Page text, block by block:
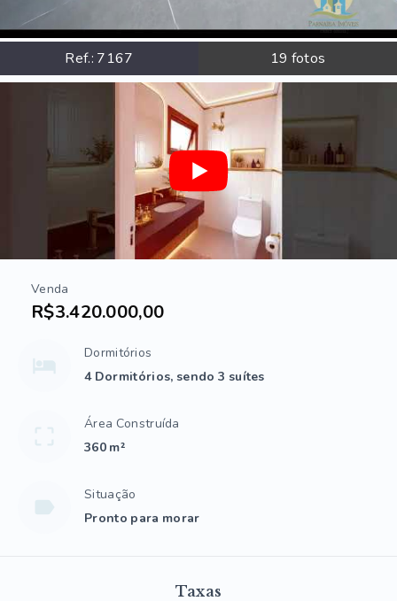
Ref.: 7167 19 fotos
Venda
R$3.420.000,00
Dormitórios
4 Dormitórios, sendo 3 suítes
Área Construída
360 m²
Situação
Pronto para morar
Taxas